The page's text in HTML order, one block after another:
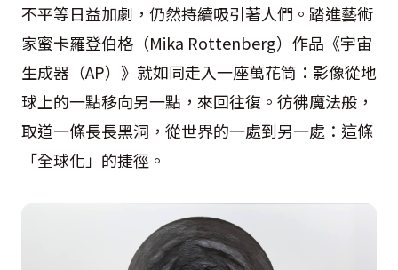
不平等日益加劇，仍然持續吸引著人們。踏進藝術
家蜜卡羅登伯格（Mika Rottenberg）作品《宇宙
生成器（AP）》就如同走入一座萬花筒：影像從地
球上的一點移向另一點，來回往復。彷彿魔法般，
取道一條長長黑洞，從世界的一處到另一處：這條
「全球化」的捷徑。